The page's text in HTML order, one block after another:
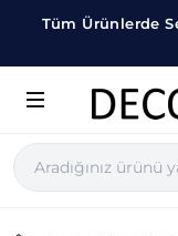
Tüm Ürünlerde